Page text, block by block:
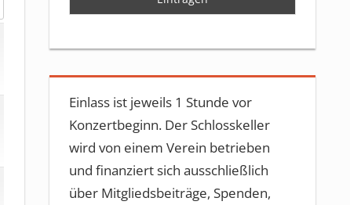
Einlass ist jeweils 1 Stunde vor
Konzertbeginn. Der Schlosskeller
wird von einem Verein betrieben
und finanziert sich ausschließlich
über Mitgliedsbeiträge, Spenden,